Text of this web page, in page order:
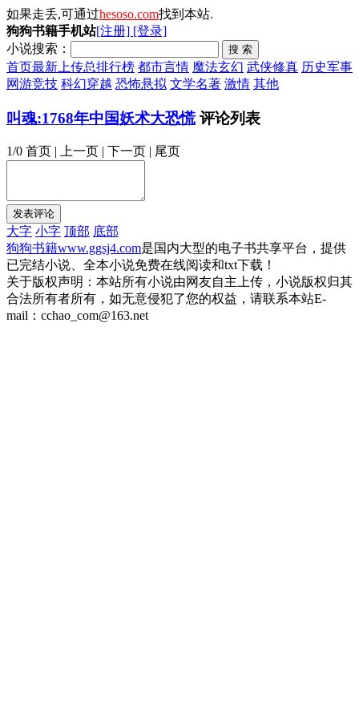
如果走丢,可通过hesoso.com找到本站.
狗狗书籍手机站[注册] [登录]
小说搜索：
首页最新上传总排行榜 都市言情 魔法玄幻 武侠修真 历史军事
网游竞技 科幻穿越 恐怖悬拟 文学名著 激情 其他
叫魂:1768年中国妖术大恐慌评论列表
1/0 首页 | 上一页 | 下一页 | 尾页
大字 小字 顶部 底部
狗狗书籍www.ggsj4.com是国内大型的电子书共享平台，提供
已完结小说、全本小说免费在线阅读和txt下载！
关于版权声明：本站所有小说由网友自主上传，小说版权归其
合法所有者所有，如无意侵犯了您的权益，请联系本站E-
mail：cchao_com@163.net